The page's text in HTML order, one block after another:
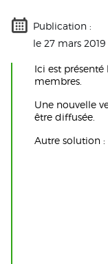
Publication :
le 27 mars 2019
Ici est présenté
membres.
Une nouvelle
être diffusée.
Autre solution :